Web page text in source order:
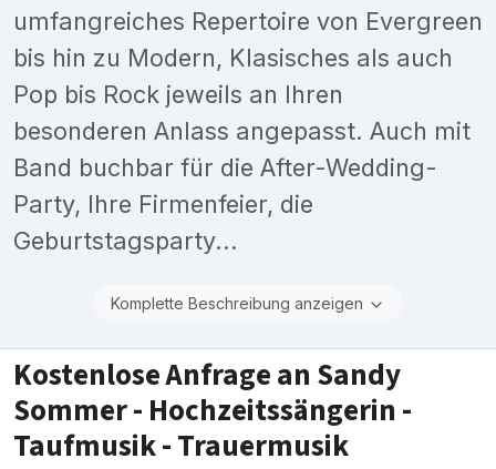
umfangreiches Repertoire von Evergreen
bis hin zu Modern, Klasisches als auch
Pop bis Rock jeweils an Ihren
besonderen Anlass angepasst. Auch mit
Band buchbar für die After-Wedding-
Party, Ihre Firmenfeier, die
Geburtstagsparty...
Komplette Beschreibung anzeigen
Kostenlose Anfrage an Sandy
Sommer - Hochzeitssängerin -
Taufmusik - Trauermusik